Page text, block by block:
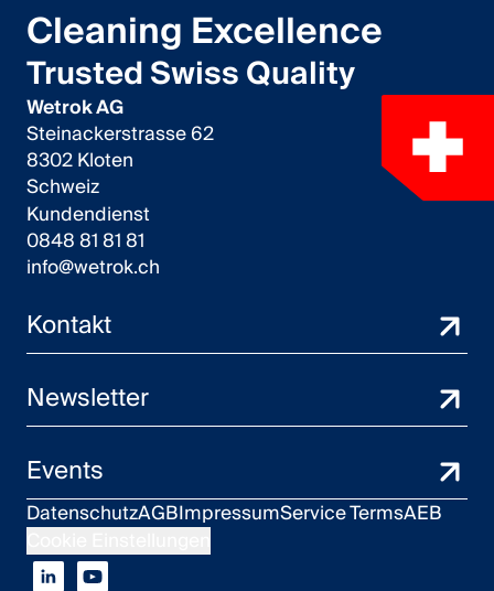
Cleaning Excellence
Trusted Swiss Quality
Wetrok AG
Steinackerstrasse 62
8302 Kloten
Schweiz
Kundendienst
0848 81 81 81
info@wetrok.ch
Kontakt
Newsletter
Events
DatenschutzAGBImpressumService TermsAEB